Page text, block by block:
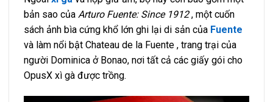
bản sao của Arturo Fuente: Since 1912, một cuốn
sách ảnh bìa cứng khổ lớn ghi lại di sản của Fuente
và làm nổi bật Chateau de la Fuente , trang trại của
người Dominica ở Bonao, nơi tất cả các giấy gói cho
OpusX xì gà được trồng.